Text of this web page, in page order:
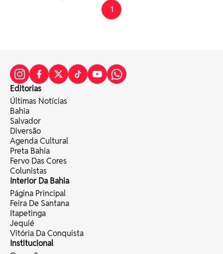
1
Editorias
Últimas Notícias
Bahia
Salvador
Diversão
Agenda Cultural
Preta Bahia
Fervo Das Cores
Colunistas
Interior Da Bahia
Página Principal
Feira De Santana
Itapetinga
Jequié
Vitória Da Conquista
Institucional